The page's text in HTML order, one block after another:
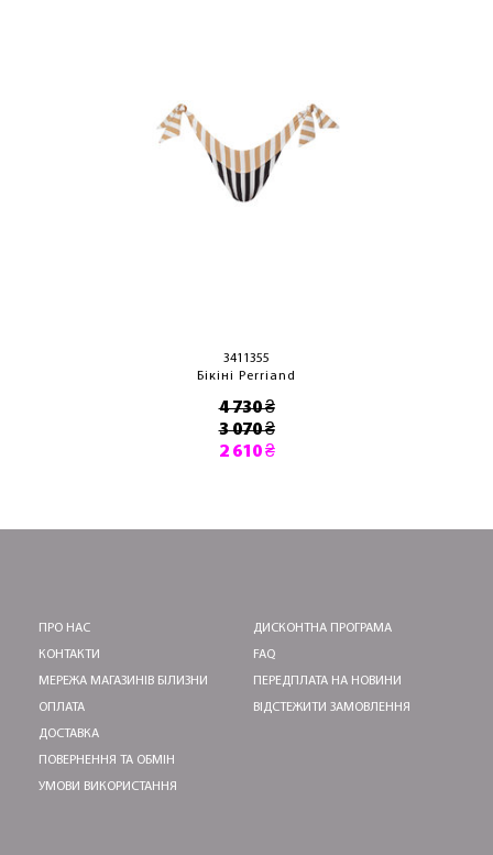
3411355
Бікіні Perriand
4 730 ₴
3 070 ₴
2 610 ₴
ПРО НАС
КОНТАКТИ
МЕРЕЖА МАГАЗИНІВ БІЛИЗНИ
ОПЛАТА
ДОСТАВКА
ПОВЕРНЕННЯ ТА ОБМІН
УМОВИ ВИКОРИСТАННЯ
ДИСКОНТНА ПРОГРАМА
FAQ
ПЕРЕДПЛАТА НА НОВИНИ
ВІДСТЕЖИТИ ЗАМОВЛЕННЯ